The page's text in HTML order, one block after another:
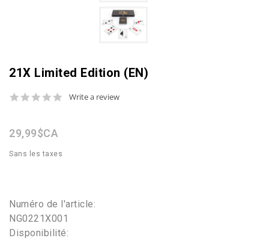
21X Limited Edition (EN)
0.0
Write a review
29,99$CA
Sans les taxes
Numéro de l'article:
NG0221X001
Disponibilité: